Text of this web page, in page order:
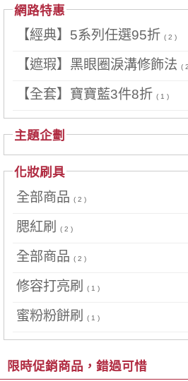
網路特惠
【經典】5系列任選95折 ( 2 )
【遮瑕】黑眼圈淚溝修飾法 (
【全套】寶寶藍3件8折 ( 1 )
主題企劃
化妝刷具
全部商品 ( 2 )
腮紅刷 ( 2 )
全部商品 ( 2 )
修容打亮刷 ( 1 )
蜜粉粉餅刷 ( 1 )
限時促銷商品，錯過可惜